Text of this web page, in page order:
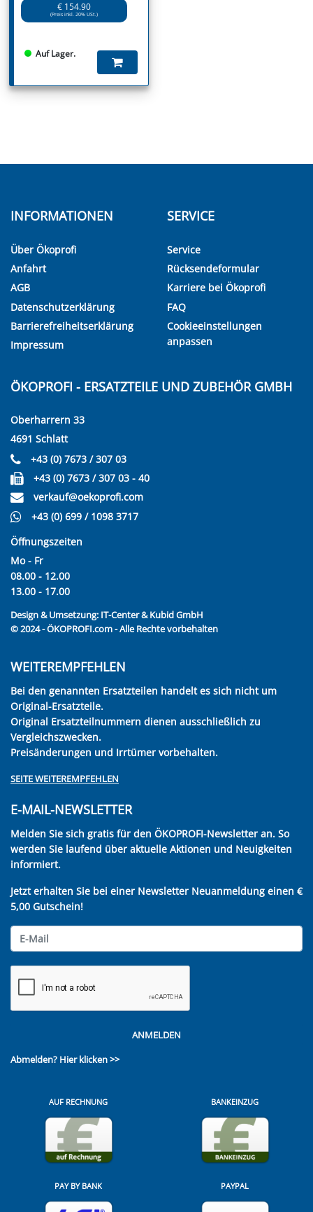
€ 154.90
(Preis inkl. 20% USt.)
Auf Lager.
INFORMATIONEN
Über Ökoprofi
Anfahrt
AGB
Datenschutzerklärung
Barrierefreiheitserklärung
Impressum
SERVICE
Service
Rücksendeformular
Karriere bei Ökoprofi
FAQ
Cookieeinstellungen
anpassen
ÖKOPROFI - ERSATZTEILE UND ZUBEHÖR GMBH
Oberharrern 33
4691 Schlatt
+43 (0) 7673 / 307 03
+43 (0) 7673 / 307 03 - 40
verkauf@oekoprofi.com
+43 (0) 699 / 1098 3717
Öffnungszeiten
Mo - Fr
08.00 - 12.00
13.00 - 17.00
Design & Umsetzung: IT-Center & Kubid GmbH
© 2024 - ÖKOPROFI.com - Alle Rechte vorbehalten
WEITEREMPFEHLEN
Bei den genannten Ersatzteilen handelt es sich nicht um
Original-Ersatzteile.
Original Ersatzteilnummern dienen ausschließlich zu
Vergleichszwecken.
Preisänderungen und Irrtümer vorbehalten.
SEITE WEITEREMPFEHLEN
E-MAIL-NEWSLETTER
Melden Sie sich gratis für den ÖKOPROFI-Newsletter an. So
werden Sie laufend über aktuelle Aktionen und Neuigkeiten
informiert.
Jetzt erhalten Sie bei einer Newsletter Neuanmeldung einen €
5,00 Gutschein!
ANMELDEN
Abmelden? Hier klicken >>
AUF RECHNUNG BANKEINZUG
PAY BY BANK PAYPAL